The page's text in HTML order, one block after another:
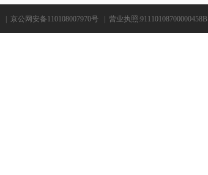
京公网安备110108007970号 营业执照:91110108700000458B